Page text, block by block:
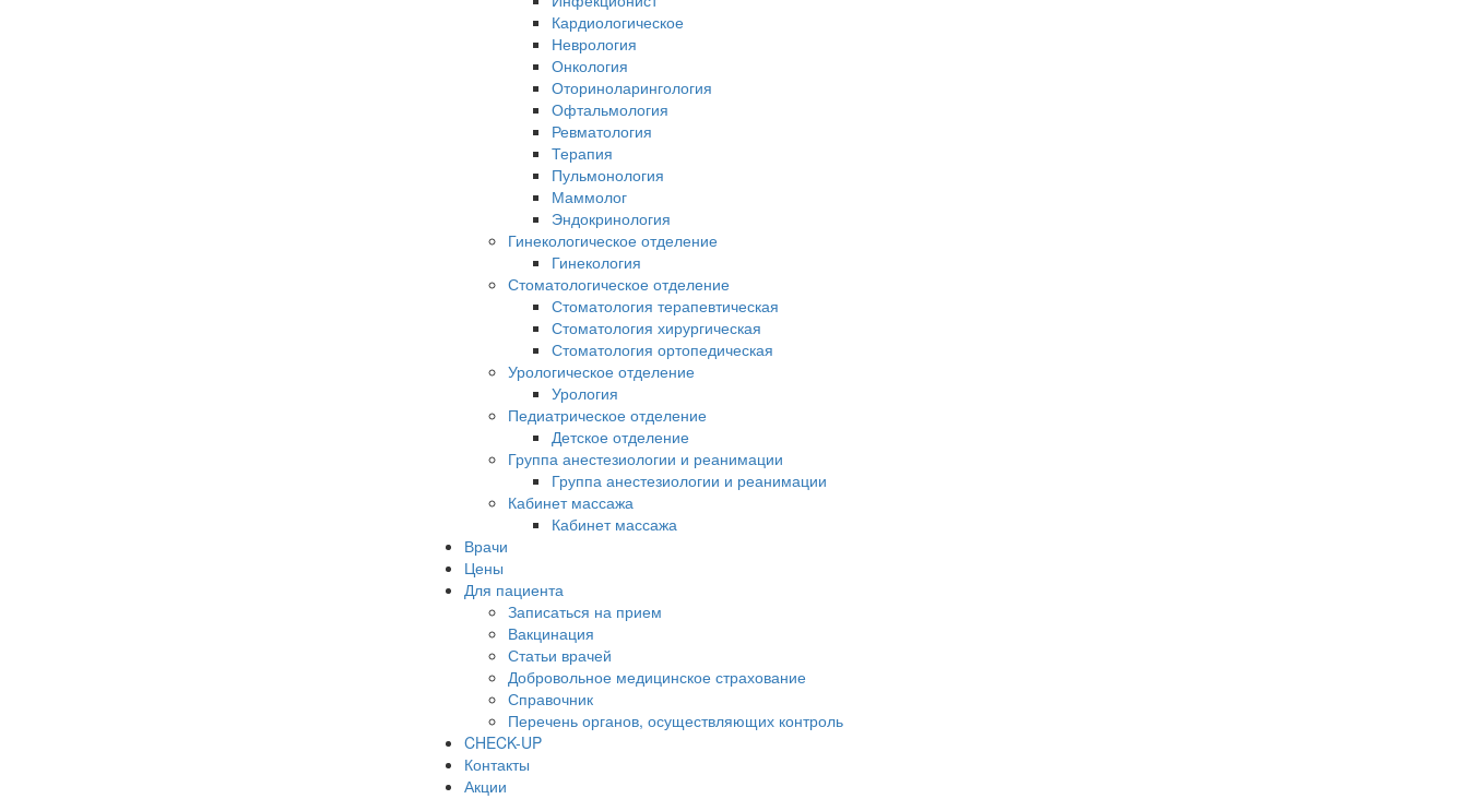
Кардиологическое
Неврология
Онкология
Оториноларингология
Офтальмология
Ревматология
Терапия
Пульмонология
Маммолог
Эндокринология
Гинекологическое отделение
Гинекология
Стоматологическое отделение
Стоматология терапевтическая
Стоматология хирургическая
Стоматология ортопедическая
Урологическое отделение
Урология
Педиатрическое отделение
Детское отделение
Группа анестезиологии и реанимации
Группа анестезиологии и реанимации
Кабинет массажа
Кабинет массажа
Врачи
Цены
Для пациента
Записаться на прием
Вакцинация
Статьи врачей
Добровольное медицинское страхование
Справочник
Перечень органов, осуществляющих контроль
CHECK-UP
Контакты
Акции